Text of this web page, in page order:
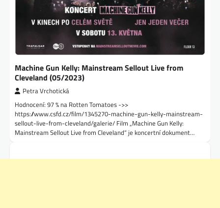
Machine Gun Kelly: Mainstream Sellout Live from
Cleveland (05/2023)
Petra Vrchotická
Hodnocení: 97 % na Rotten Tomatoes ->>
https://www.csfd.cz/film/1345270-machine-gun-kelly-mainstream-
sellout-live-from-cleveland/galerie/ Film „Machine Gun Kelly:
Mainstream Sellout Live from Cleveland“ je koncertní dokument…